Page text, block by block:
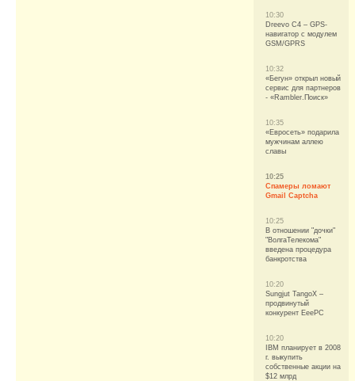
10:30
Dreevo С4 – GPS-
навигатор с модулем
GSM/GPRS
10:32
«Бегун» открыл новый
сервис для партнеров
- «Rambler.Поиск»
10:35
«Евросеть» подарила
мужчинам аллею
славы
10:25
Спамеры ломают
Gmail Captcha
10:25
В отношении "дочки"
"ВолгаТелекома"
введена процедура
банкротства
10:20
Sungjut TangoX –
продвинутый
конкурент EeePC
10:20
IBM планирует в 2008
г. выкупить
собственные акции на
$12 млрд